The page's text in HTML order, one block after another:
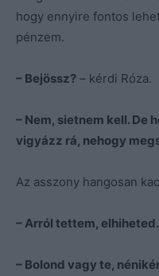
hogy ennyire fontos
pénzem.
– Bejössz? – kérdi Róza.
– Nem, sietnem kell. De
vigyázz rá, nehogy
Az asszony hangosan
– Arról tettem, elhiheted.
– Bolond vagy te,